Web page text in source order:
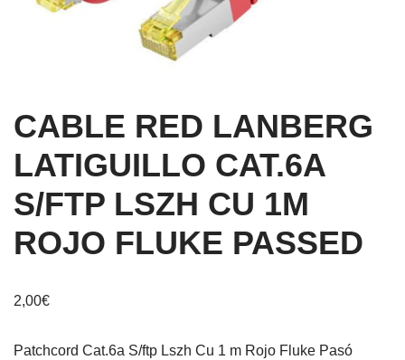
CABLE RED LANBERG
LATIGUILLO CAT.6A
S/FTP LSZH CU 1M
ROJO FLUKE PASSED
2,00€
Patchcord Cat.6a S/ftp Lszh Cu 1 m Rojo Fluke Pasó